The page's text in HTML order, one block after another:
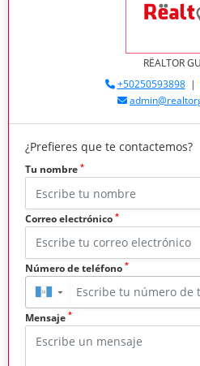
RËALTOR
+50250593898|
¿Prefieres que te contactemos?
Tu nombre *
Correo electrónico *
Número de teléfono *
▼
Mensaje *